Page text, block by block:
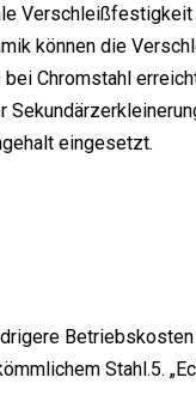
Verschleißfestigkeit
können die
Chromstahl
eingesetzt.
Stahl.5.